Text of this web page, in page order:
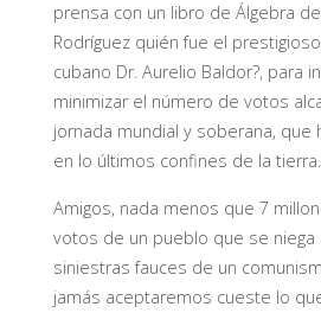
prensa con un libro de Álgebra
Rodríguez quién fue el
cubano Dr. Aurelio Baldor?, para
minimizar el número de votos
jornada mundial y soberana, que
en lo últimos confines de la tierra.
Amigos, nada menos que 7
votos de un pueblo que se niega
siniestras fauces de un
jamás aceptaremos cueste lo